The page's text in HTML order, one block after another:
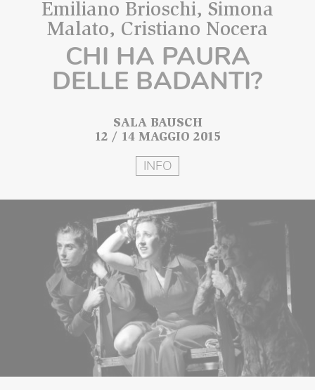
Emiliano Brioschi, Simona
Malato, Cristiano Nocera
CHI HA PAURA
DELLE BADANTI?
SALA BAUSCH
12 / 14 MAGGIO 2015
INFO